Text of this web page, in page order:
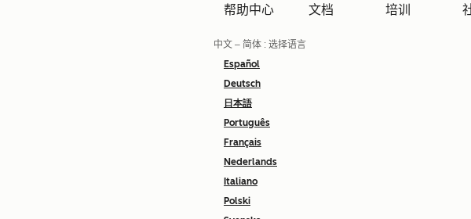
帮助中心 文档 培训
中文 – 简体 : 选择语言
Español
Deutsch
日本語
Português
Français
Nederlands
Italiano
Polski